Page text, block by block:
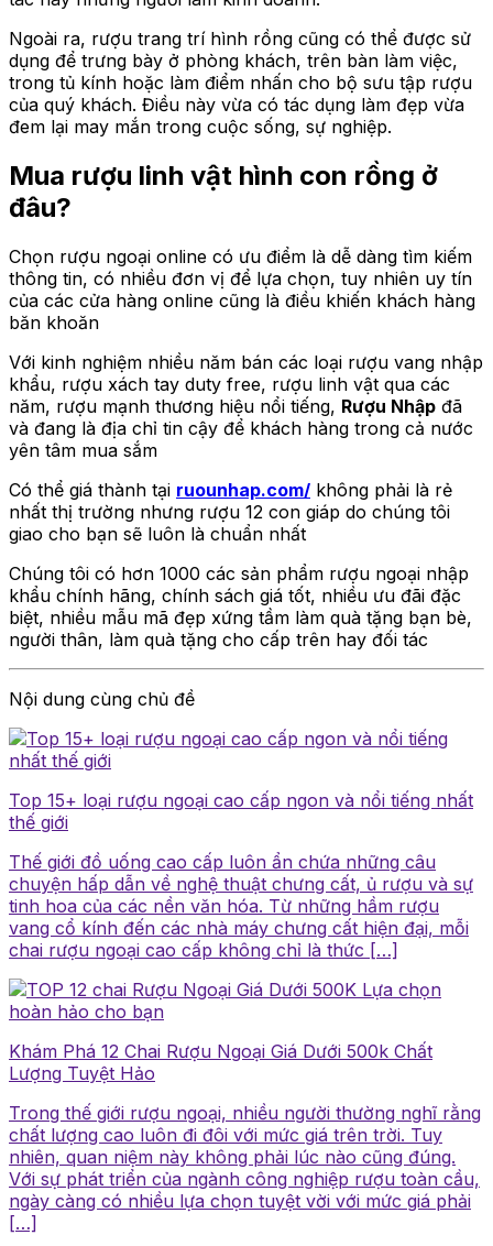
Ngoài ra, rượu trang trí hình rồng cũng có thể được sử
dụng để trưng bày ở phòng khách, trên bàn làm việc,
trong tủ kính hoặc làm điểm nhấn cho bộ sưu tập rượu
của quý khách. Điều này vừa có tác dụng làm đẹp vừa
đem lại may mắn trong cuộc sống, sự nghiệp.
Mua rượu linh vật hình con rồng ở
đâu?
Chọn rượu ngoại online có ưu điểm là dễ dàng tìm kiếm
thông tin, có nhiều đơn vị để lựa chọn, tuy nhiên uy tín
của các cửa hàng online cũng là điều khiến khách hàng
băn khoăn
Với kinh nghiệm nhiều năm bán các loại rượu vang nhập
khẩu, rượu xách tay duty free, rượu linh vật qua các
năm, rượu mạnh thương hiệu nổi tiếng, Rượu Nhập đã
và đang là địa chỉ tin cậy để khách hàng trong cả nước
yên tâm mua sắm
Có thể giá thành tại ruounhap.com/ không phải là rẻ
nhất thị trường nhưng rượu 12 con giáp do chúng tôi
giao cho bạn sẽ luôn là chuẩn nhất
Chúng tôi có hơn 1000 các sản phẩm rượu ngoại nhập
khẩu chính hãng, chính sách giá tốt, nhiều ưu đãi đặc
biệt, nhiều mẫu mã đẹp xứng tầm làm quà tặng bạn bè,
người thân, làm quà tặng cho cấp trên hay đối tác
Nội dung cùng chủ đề
Top 15+ loại rượu ngoại cao cấp ngon và nổi tiếng nhất
thế giới
Thế giới đồ uống cao cấp luôn ẩn chứa những câu
chuyện hấp dẫn về nghệ thuật chưng cất, ủ rượu và sự
tinh hoa của các nền văn hóa. Từ những hầm rượu
vang cổ kính đến các nhà máy chưng cất hiện đại, mỗi
chai rượu ngoại cao cấp không chỉ là thức […]
Khám Phá 12 Chai Rượu Ngoại Giá Dưới 500k Chất
Lượng Tuyệt Hảo
Trong thế giới rượu ngoại, nhiều người thường nghĩ rằng
chất lượng cao luôn đi đôi với mức giá trên trời. Tuy
nhiên, quan niệm này không phải lúc nào cũng đúng.
Với sự phát triển của ngành công nghiệp rượu toàn cầu,
ngày càng có nhiều lựa chọn tuyệt vời với mức giá phải
[…]